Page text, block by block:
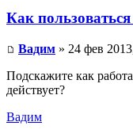
Как
Вадим » 24 фев
Подскажите как
действует?
Вадим